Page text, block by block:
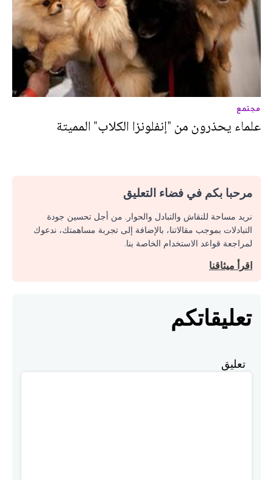
مجتمع
علماء يحذرون من "إنفلونزا الكلاب" المميتة
مرحبا بكم في فضاء التعليق
نريد مساحة للنقاش والتبادل والحوار. من أجل تحسين جودة
التبادلات بموجب مقالاتنا، بالإضافة إلى تجربة مساهمتك، ندعوك
لمراجعة قواعد الاستخدام الخاصة بنا.
اقرأ ميثاقنا
تعليقاتكم
تعليق